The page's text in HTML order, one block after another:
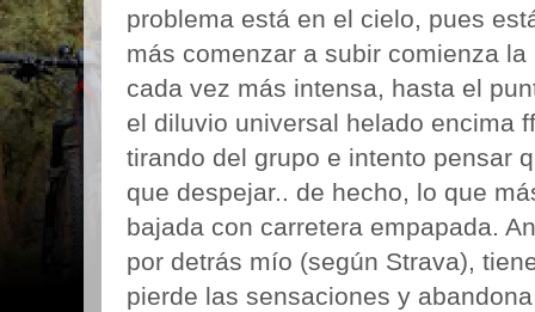
problema está en el cielo, pues
más comenzar a subir comienza
cada vez más intensa, hasta el
el diluvio universal helado encima
tirando del grupo e intento pensar
que despejar.. de hecho, lo que
bajada con carretera empapada.
por detrás mío (según Strava),
pierde las sensaciones y